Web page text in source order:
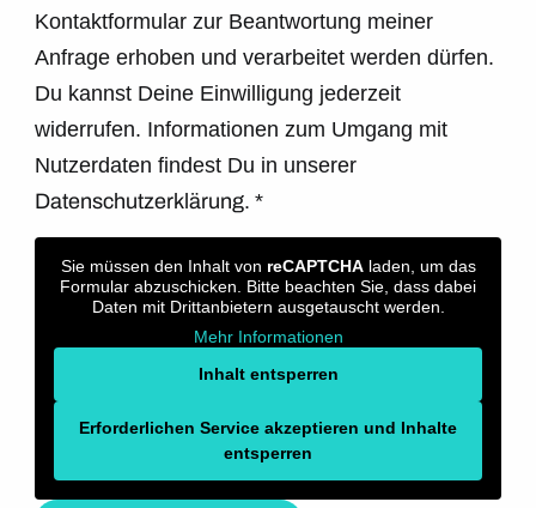
Kontaktformular zur Beantwortung meiner
Anfrage erhoben und verarbeitet werden dürfen.
Du kannst Deine Einwilligung jederzeit
widerrufen. Informationen zum Umgang mit
Nutzerdaten findest Du in unserer
Datenschutzerklärung.*
Sie müssen den Inhalt von reCAPTCHAladen, um das
Formular abzuschicken. Bitte beachten Sie, dass dabei
Daten mit Drittanbietern ausgetauscht werden.
Mehr Informationen
Inhalt entsperren
Erforderlichen Service akzeptieren und Inhalte
entsperren